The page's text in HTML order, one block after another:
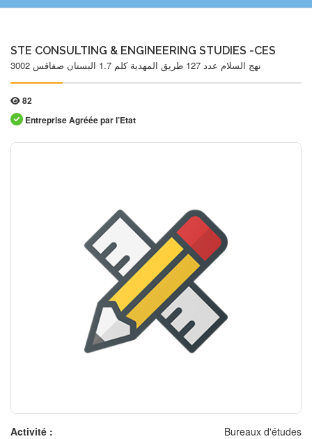
STE CONSULTING & ENGINEERING STUDIES -CES
نهج السلام عدد 127 طريق المهدية كلم 1.7 البستان صفاقس 3002
82
Entreprise Agréée par l’Etat
Activité :
Bureaux d'études